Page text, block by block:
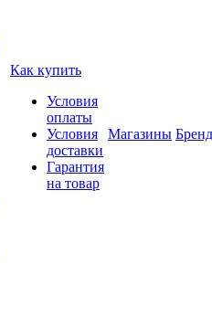
Как купить
Условия
оплаты
Условия
доставки
Гарантия
на товар
Магазины